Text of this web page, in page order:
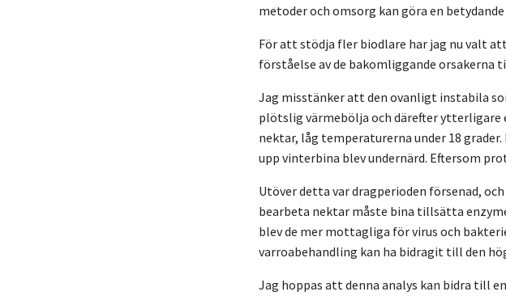
metoder och omsorg kan göra en
För att stödja fler biodlare har jag nu valt
förståelse av de bakomliggande orsakerna
Jag misstänker att den ovanligt instabila
plötslig värmebölja och därefter
nektar, låg temperaturerna under 18
upp vinterbina blev undernärd. Eftersom
Utöver detta var dragperioden försenad,
bearbeta nektar måste bina tillsätta
blev de mer mottagliga för virus och
varroabehandling kan ha bidragit till den
Jag hoppas att denna analys kan bidra till